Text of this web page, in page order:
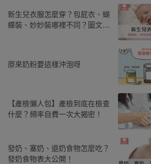
新生兒衣服怎麼穿？包屁衣、蝴
蝶裝、妙妙裝哪裡不同？圖文一
原來奶粉要這樣沖泡呀
【產檢懶人包】產檢到底在檢查
什麼？頻率自費一次大揭密！
發奶、塞奶、退奶食物怎麼吃？
發奶食物表大公開！